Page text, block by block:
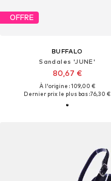
OFFRE
BUFFALO
Sandales 'JUNE'
80,67 €
À l'origine : 109,00 €
Dernier prix le plus bas :76,30 €